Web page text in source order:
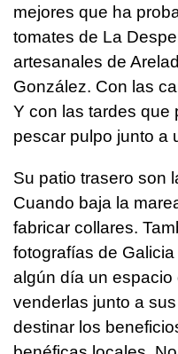
mejores que ha
tomates de La
artesanales de
González. Con las
Y con las tardes que
pescar pulpo junto a
Su patio trasero son
Cuando baja la
fabricar collares.
fotografías de
algún día un
venderlas junto a
destinar los